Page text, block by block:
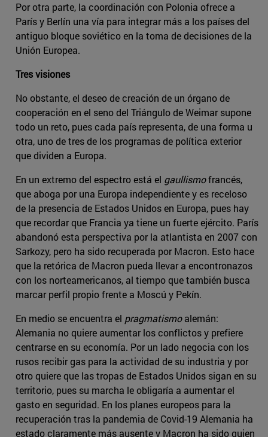
Por otra parte, la coordinación con Polonia ofrece a
París y Berlín una vía para integrar más a los países del
antiguo bloque soviético en la toma de decisiones de la
Unión Europea.
Tres visiones
No obstante, el deseo de creación de un órgano de
cooperación en el seno del Triángulo de Weimar supone
todo un reto, pues cada país representa, de una forma u
otra, uno de tres de los programas de política exterior
que dividen a Europa.
En un extremo del espectro está el gaullismofrancés,
que aboga por una Europa independiente y es receloso
de la presencia de Estados Unidos en Europa, pues hay
que recordar que Francia ya tiene un fuerte ejército. París
abandonó esta perspectiva por la atlantista en 2007 con
Sarkozy, pero ha sido recuperada por Macron. Esto hace
que la retórica de Macron pueda llevar a encontronazos
con los norteamericanos, al tiempo que también busca
marcar perfil propio frente a Moscú y Pekín.
En medio se encuentra el pragmatismoalemán:
Alemania no quiere aumentar los conflictos y prefiere
centrarse en su economía. Por un lado negocia con los
rusos recibir gas para la actividad de su industria y por
otro quiere que las tropas de Estados Unidos sigan en su
territorio, pues su marcha le obligaría a aumentar el
gasto en seguridad. En los planes europeos para la
recuperación tras la pandemia de Covid-19 Alemania ha
estado claramente más ausente y Macron ha sido quien